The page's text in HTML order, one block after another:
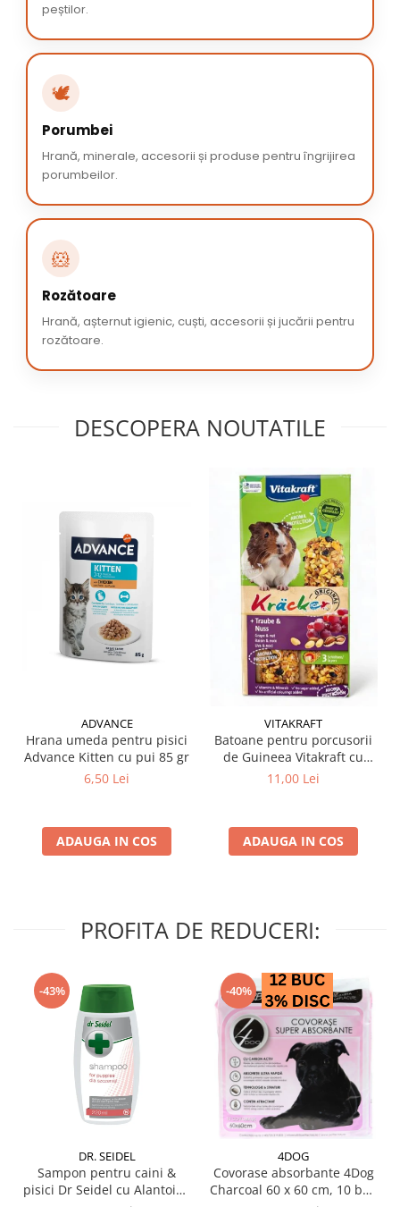
peștilor.
🕊️
Porumbei
Hrană, minerale, accesorii și produse pentru îngrijirea
porumbeilor.
🐹
Rozătoare
Hrană, așternut igienic, cuști, accesorii și jucării pentru
rozătoare.
DESCOPERA NOUTATILE
ADVANCE
Hrana umeda pentru pisici
Advance Kitten cu pui 85 gr
6,50 Lei
ADAUGA IN COS
VITAKRAFT
Batoane pentru porcusorii
de Guineea Vitakraft cu
struguri & nuci 2 buc
11,00 Lei
ADAUGA IN COS
PROFITA DE REDUCERI:
-43%
DR. SEIDEL
Sampon pentru caini &
pisici Dr Seidel cu Alantoina
-40%
4DOG
Covorase absorbante 4Dog
Charcoal 60 x 60 cm, 10 buc